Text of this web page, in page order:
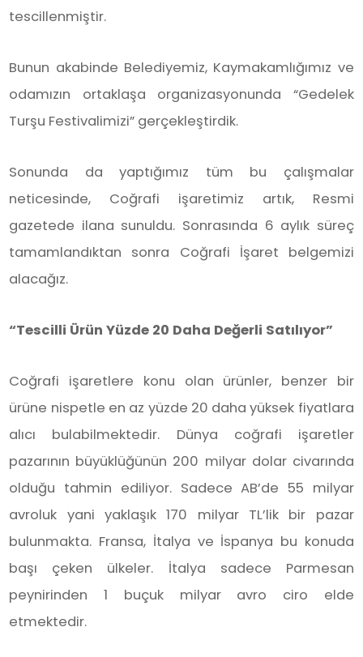
tescillenmiştir.
Bunun akabinde Belediyemiz, Kaymakamlığımız ve
odamızın ortaklaşa organizasyonunda “Gedelek
Turşu Festivalimizi” gerçekleştirdik.
Sonunda da yaptığımız tüm bu çalışmalar
neticesinde, Coğrafi işaretimiz artık, Resmi
gazetede ilana sunuldu. Sonrasında 6 aylık süreç
tamamlandıktan sonra Coğrafi İşaret belgemizi
alacağız.
“Tescilli Ürün Yüzde 20 Daha Değerli Satılıyor”
Coğrafi işaretlere konu olan ürünler, benzer bir
ürüne nispetle en az yüzde 20 daha yüksek fiyatlara
alıcı bulabilmektedir. Dünya coğrafi işaretler
pazarının büyüklüğünün 200 milyar dolar civarında
olduğu tahmin ediliyor. Sadece AB’de 55 milyar
avroluk yani yaklaşık 170 milyar TL’lik bir pazar
bulunmakta. Fransa, İtalya ve İspanya bu konuda
başı çeken ülkeler. İtalya sadece Parmesan
peynirinden 1 buçuk milyar avro ciro elde
etmektedir.